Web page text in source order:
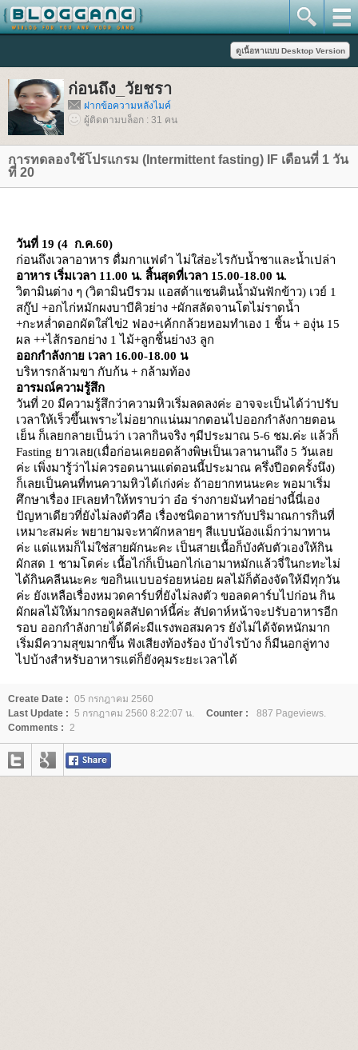
ก่อนถึง_วัยชรา
ฝากข้อความหลังไมค์
ผู้ติดตามบล็อก : 31 คน
การทดลองใช้โปรแกรม (Intermittent fasting) IF เดือนที่ 1 วัน
ที่ 20
วันที่ 19 (4 ก.ค.60)
ก่อนถึงเวลาอาหาร ดื่มกาแฟดำ ไม่ใส่อะไรกับน้ำชาและน้ำเปล่า
อาหาร เริ่มเวลา 11.00 น. สิ้นสุดที่เวลา 15.00-18.00 น.
วิตามินต่าง ๆ (วิตามินบีรวม แอสต้าแซนตินน้ำมันฟักข้าว) เวย์ 1
สกู๊ป +อกไก่หมักผงบาบีคิวย่าง +ผักสลัดจานโตไม่ราดน้ำ
+กะหล่ำดอกผัดใส่ไข่2 ฟอง+เค้กกล้วยหอมทำเอง 1 ชิ้น + องุ่น 15
ผล ++ไส้กรอกย่าง 1 ไม้+ลูกชิ้นย่าง3 ลูก
ออกกำลังกาย เวลา 16.00-18.00 น
บริหารกล้ามขา กับก้น + กล้ามท้อง
อารมณ์ความรู้สึก
วันที่ 20 มีความรู้สึกว่าความหิวเริ่มลดลงค่ะ อาจจะเป็นได้ว่าปรับ
เวลาให้เร็วขึ้นเพราะไม่อยากแน่นมากตอนไปออกกำลังกายตอน
เย็น ก็เลยกลายเป็นว่า เวลากินจริง ๆมีประมาณ 5-6 ชม.ค่ะ แล้วก็
Fasting าวเลย(เมื่อก่อนเคยอดล้างพิษเป็นเวลานานถึง 5 วันเล
ค่ะ เพิ่งมารู้ว่าไม่ควรอดนานแต่ตอนนี้ประมาณ ครึ่งปีอดครั้งนึง)
ก็เลยเป็นคนที่ทนความหิวได้เก่งค่ะ ถ้าอยากทนนะคะ พอมาเริ่ม
ศึกษาเรื่อง IFเลยทำให้ทราบว่า อ๋อ ร่างกายมันทำอย่างนี้นี่เอง
ปัญหาเดียวที่ยังไม่ลงตัวคือ เรื่องชนิดอาหารกับปริมาณการกินที่
เหมาะสมค่ะ พยายามจะหาผักหลายๆ สีแบบน้องแม็กว่ามาทาน
ค่ะ แต่แหมก็ไม่ใช่สายผักนะคะ เป็นสายเนื้อก็บังคับตัวเองให้กิน
ผักสด 1 ชามโตค่ะ เนื้อไก่ก็เป็นอกไก่เอามาหมักแล้วจี่ในกะทะไม่
ได้กินคลีนนะคะ ขอกินแบบอร่อยหน่อย ผลไม้ก็ต้องจัดให้มีทุกวัน
ค่ะ ยังเหลือเรื่องหมวดคาร์บที่ยังไม่ลงตัว ขอลดคาร์บไปก่อน กิน
ผักผลไม้ให้มากรอดูผลสัปดาห์นี้ค่ะ สัปดาห์หน้าจะปรับอาหารอีก
รอบ ออกกำลังกายได้ดีค่ะมีแรงพอสมควร ยังไม่ได้จัดหนักมาก
เริ่มมีความสุขมากขึ้น ฟังเสียงท้องร้อง บ้างไรบ้าง ก็มีนอกลู่ทาง
ไปบ้างสำหรับอาหารแต่ก็ยังคุมระยะเวลาได้
Create Date : 05 กรกฎาคม 2560
Last Update : 5 กรกฎาคม 2560 8:22:07 น. Counter :
887 Pageviews.
Comments : 2